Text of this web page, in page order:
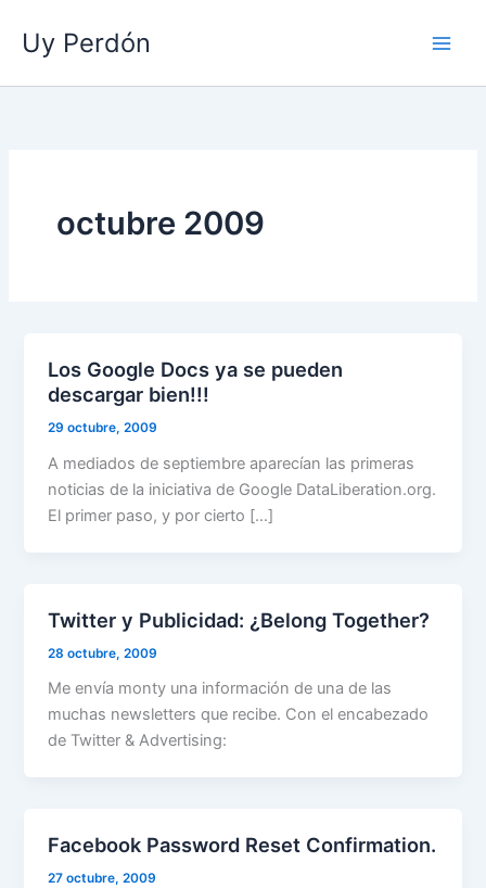
contenido
Uy Perdón
octubre 2009
Los Google Docs ya se pueden
descargar bien!!!
29 octubre, 2009
A mediados de septiembre aparecían las primeras
noticias de la iniciativa de Google DataLiberation.org.
El primer paso, y por cierto […]
Twitter y Publicidad: ¿Belong Together?
28 octubre, 2009
Me envía monty una información de una de las
muchas newsletters que recibe. Con el encabezado
de Twitter & Advertising:
Facebook Password Reset Confirmation.
27 octubre, 2009